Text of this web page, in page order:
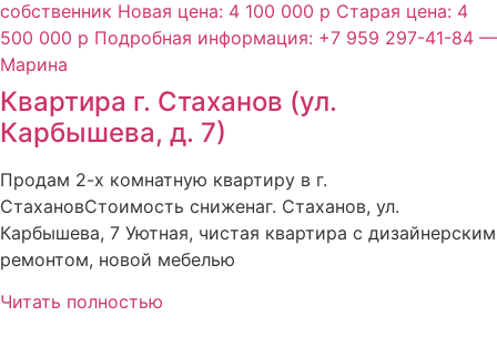
Квартира г. Стаханов (ул.
Карбышева, д. 7)
Продам 2-х комнатную квартиру в г.
СтахановСтоимость сниженаг. Стаханов, ул.
Карбышева, 7 Уютная, чистая квартира с дизайнерским
ремонтом, новой мебелью
Читать полностью